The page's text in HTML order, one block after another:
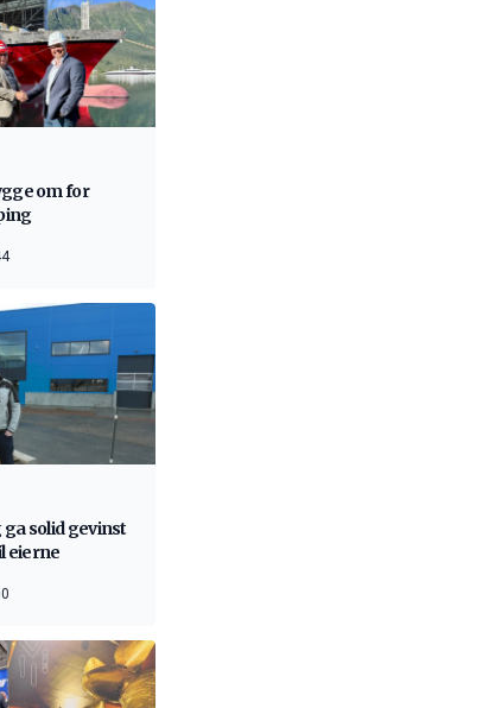
om for
solid gevinst
eierne